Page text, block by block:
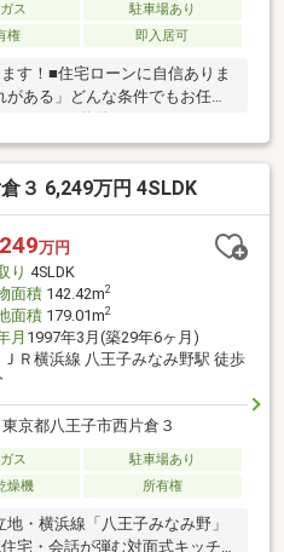
ス
駐車場あり
権 即入居可
す！■住宅ローンに自信ありま
ある」どんな条件でもお任せ
つきましては土日に限らず平
！東亜住宅ではお客様が安心
り入れております。経験豊富
と解消いたします。お住まい
ご見学予約は0120-60-
お電話ください♪スマートフォ
合せ頂けます♪
３ 6,249万円 4SLDK
万円
り 4SLDK
面積142.42m2
面積179.01m2
月 1997年3月(築29年6ヶ月)
ＪＲ横浜線 八王子みなみ野駅 徒歩
東京都八王子市西片倉３
ス
駐車場あり
燥機 所有権
・横浜線「八王子みなみ野」
宅・会話が弾む対面式キッチ